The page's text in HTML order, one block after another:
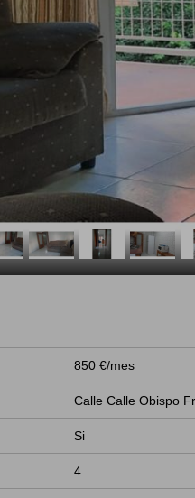
850 €/mes
Calle Calle Obispo
Si
4